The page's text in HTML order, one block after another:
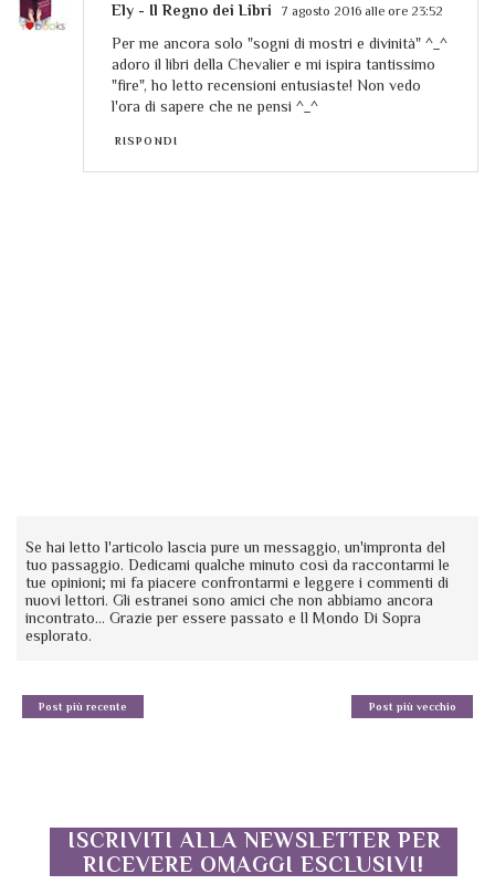
Ely - Il Regno dei Libri 7 agosto 2016 alle ore 23:52
Per me ancora solo "sogni di mostri e divinità" ^_^
adoro il libri della Chevalier e mi ispira tantissimo
"fire", ho letto recensioni entusiaste! Non vedo
l'ora di sapere che ne pensi ^_^
RISPONDI
Se hai letto l'articolo lascia pure un messaggio, un'impronta del
tuo passaggio. Dedicami qualche minuto così da raccontarmi le
tue opinioni; mi fa piacere confrontarmi e leggere i commenti di
nuovi lettori. Gli estranei sono amici che non abbiamo ancora
incontrato... Grazie per essere passato e Il Mondo Di Sopra
esplorato.
Post più recente Post più vecchio
ISCRIVITI ALLA NEWSLETTER PER
RICEVERE OMAGGI ESCLUSIVI!